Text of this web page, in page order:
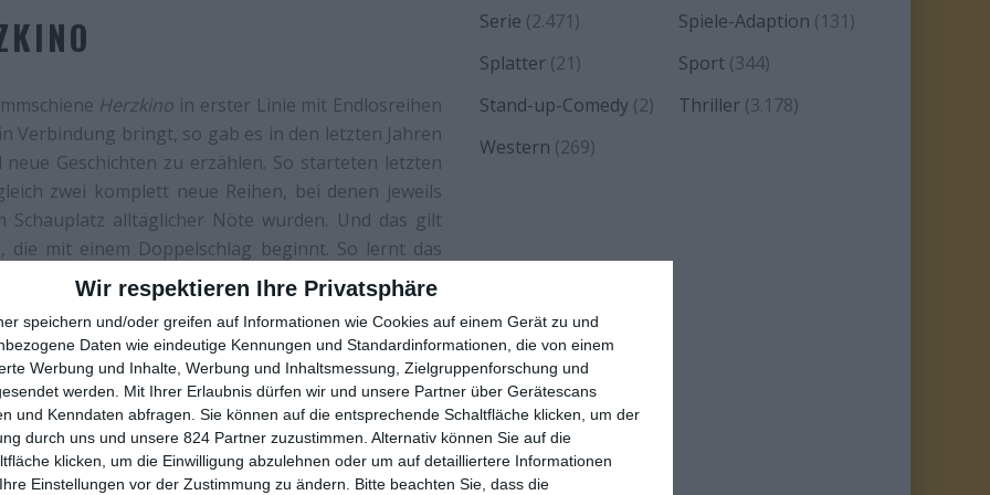
Wir respektieren Ihre Privatsphäre
speichern und/oder greifen auf Informationen wie Cookies auf einem Gerät zu und
Daten wie eindeutige Kennungen und Standardinformationen, die von einem
Werbung und Inhalte, Werbung und Inhaltsmessung, Zielgruppenforschung und
werden.
Mit Ihrer Erlaubnis dürfen wir und unsere Partner über Gerätescans
und Kenndaten abfragen. Sie können auf die entsprechende Schaltfläche klicken, um der
durch uns und unsere 824 Partner zuzustimmen. Alternativ können Sie auf die
klicken, um die Einwilligung abzulehnen oder um auf detailliertere Informationen
Einstellungen vor der Zustimmung zu ändern.
Bitte beachten Sie, dass die
Herzkino in erster Linie mit Endlosreihen
in Verbindung bringt, so gab es in den letzten Jahren
Geschichten zu erzählen. So starteten letzten
zwei komplett neue Reihen, bei denen jeweils
Schauplatz alltäglicher Nöte wurden. Und das gilt
die mit einem Doppelschlag beginnt. So lernt das
erst einmal die diversen Figuren kennen, die sich um
drauf gibt es mit
bereits
So wird bei dem Film, im Gegensatz zu vielen
Drama verzichtet. An vielen Stellen istFamilie
heiter. Das liegt nicht zuletzt auch an den
einnisten. Die eine ist eine unbekümmerte
Serie (2.471) Spiele-Adaption (131)
Splatter (21) Sport(344)
Stand-up-Comedy (2) Thriller(3.178)
Western (269)